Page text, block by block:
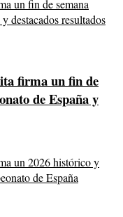
firma un fin de
de España y